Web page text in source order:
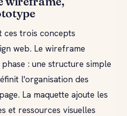
ces trois concepts
web. Le wireframe
: une structure simple
l'organisation des
La maquette ajoute les
et ressources visuelles